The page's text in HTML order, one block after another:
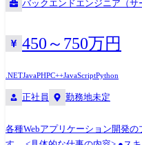
な開発言語】 Java、PHP、.Net、
バックエンドエンジニア（サ
450～750万円
.NETJavaPHPC++JavaScriptPython
正社員 勤務地未定
各種Webアプリケーション開発